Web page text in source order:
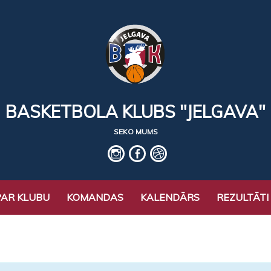
BASKETBOLA KLUBS "JELGAVA"
SEKO MUMS
IG fb basket
KLUBU KOMANDAS KALENDĀRS REZULTĀTI